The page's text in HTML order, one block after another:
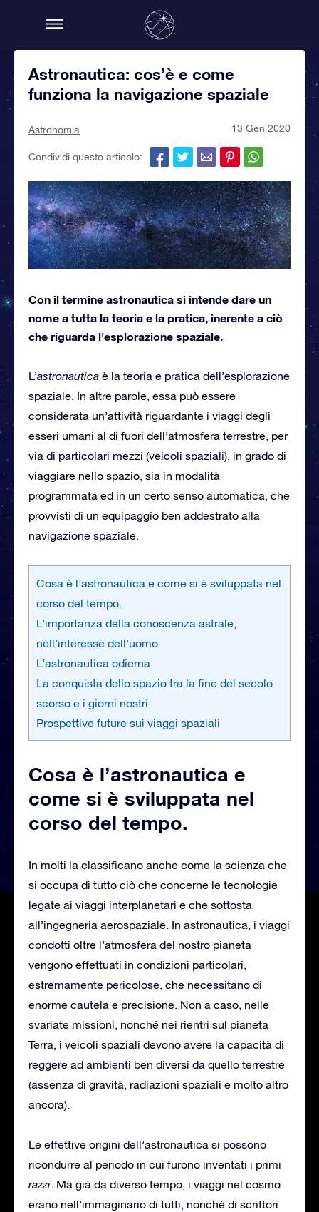
Astronautica: cos’è e come
funziona la navigazione spaziale
Astronomia 13 Gen 2020
Condividi questo articolo:
Con il termine astronautica si intende dare un
nome a tutta la teoria e la pratica, inerente a ciò
che riguarda l'esplorazione spaziale.
L’astronautica è la teoria e pratica dell’esplorazione
spaziale. In altre parole, essa può essere
considerata un’attività riguardante i viaggi degli
esseri umani al di fuori dell’atmosfera terrestre, per
via di particolari mezzi (veicoli spaziali), in grado di
viaggiare nello spazio, sia in modalità
programmata ed in un certo senso automatica, che
provvisti di un equipaggio ben addestrato alla
navigazione spaziale.
Cosa è l’astronautica e come si è sviluppata nel
corso del tempo.
L’importanza della conoscenza astrale,
nell’interesse dell’uomo
L’astronautica odierna
La conquista dello spazio tra la fine del secolo
scorso e i giorni nostri
Prospettive future sui viaggi spaziali
Cosa è l’astronautica e
come si è sviluppata nel
corso del tempo.
In molti la classificano anche come la scienza che
si occupa di tutto ciò che concerne le tecnologie
legate ai viaggi interplanetari e che sottosta
all’ingegneria aerospaziale. In astronautica, i viaggi
condotti oltre l’atmosfera del nostro pianeta
vengono effettuati in condizioni particolari,
estremamente pericolose, che necessitano di
enorme cautela e precisione. Non a caso, nelle
svariate missioni, nonché nei rientri sul pianeta
Terra, i veicoli spaziali devono avere la capacità di
reggere ad ambienti ben diversi da quello terrestre
(assenza di gravità, radiazioni spaziali e molto altro
ancora).
Le effettive origini dell’astronautica si possono
ricondurre al periodo in cui furono inventati i primi
razzi. Ma già da diverso tempo, i viaggi nel cosmo
erano nell’immaginario di tutti, nonché di scrittori